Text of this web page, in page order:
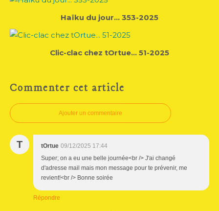
Haïku du jour... 353-2025
Clic-clac chez tOrtue... 51-2025
Commenter cet article
Ajouter un commentaire
T tOrtue 09/12/2025 17:44
Super; on a eu une belle journée<br /> J'ai changé
d'adresse mail mais mon message pour te prévenir, me
revient!<br /> Bonne soirée
Répondre